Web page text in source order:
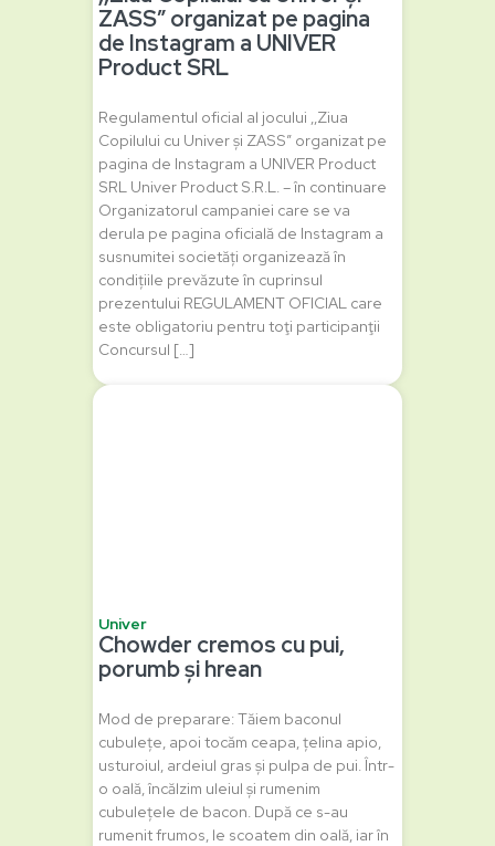
ZASS” organizat pe pagina
de Instagram a UNIVER
Product SRL
Regulamentul oficial al jocului ‚,Ziua
Copilului cu Univer și ZASS” organizat pe
pagina de Instagram a UNIVER Product
SRL Univer Product S.R.L. – în continuare
Organizatorul campaniei care se va
derula pe pagina oficială de Instagram a
susnumitei societăți organizează în
condițiile prevăzute în cuprinsul
prezentului REGULAMENT OFICIAL care
este obligatoriu pentru toţi participanţii
Concursul […]
Univer
Chowder cremos cu pui,
porumb și hrean
Mod de preparare: Tăiem baconul
cubulețe, apoi tocăm ceapa, țelina apio,
usturoiul, ardeiul gras și pulpa de pui. Într-
o oală, încălzim uleiul și rumenim
cubulețele de bacon. După ce s-au
rumenit frumos, le scoatem din oală, iar în